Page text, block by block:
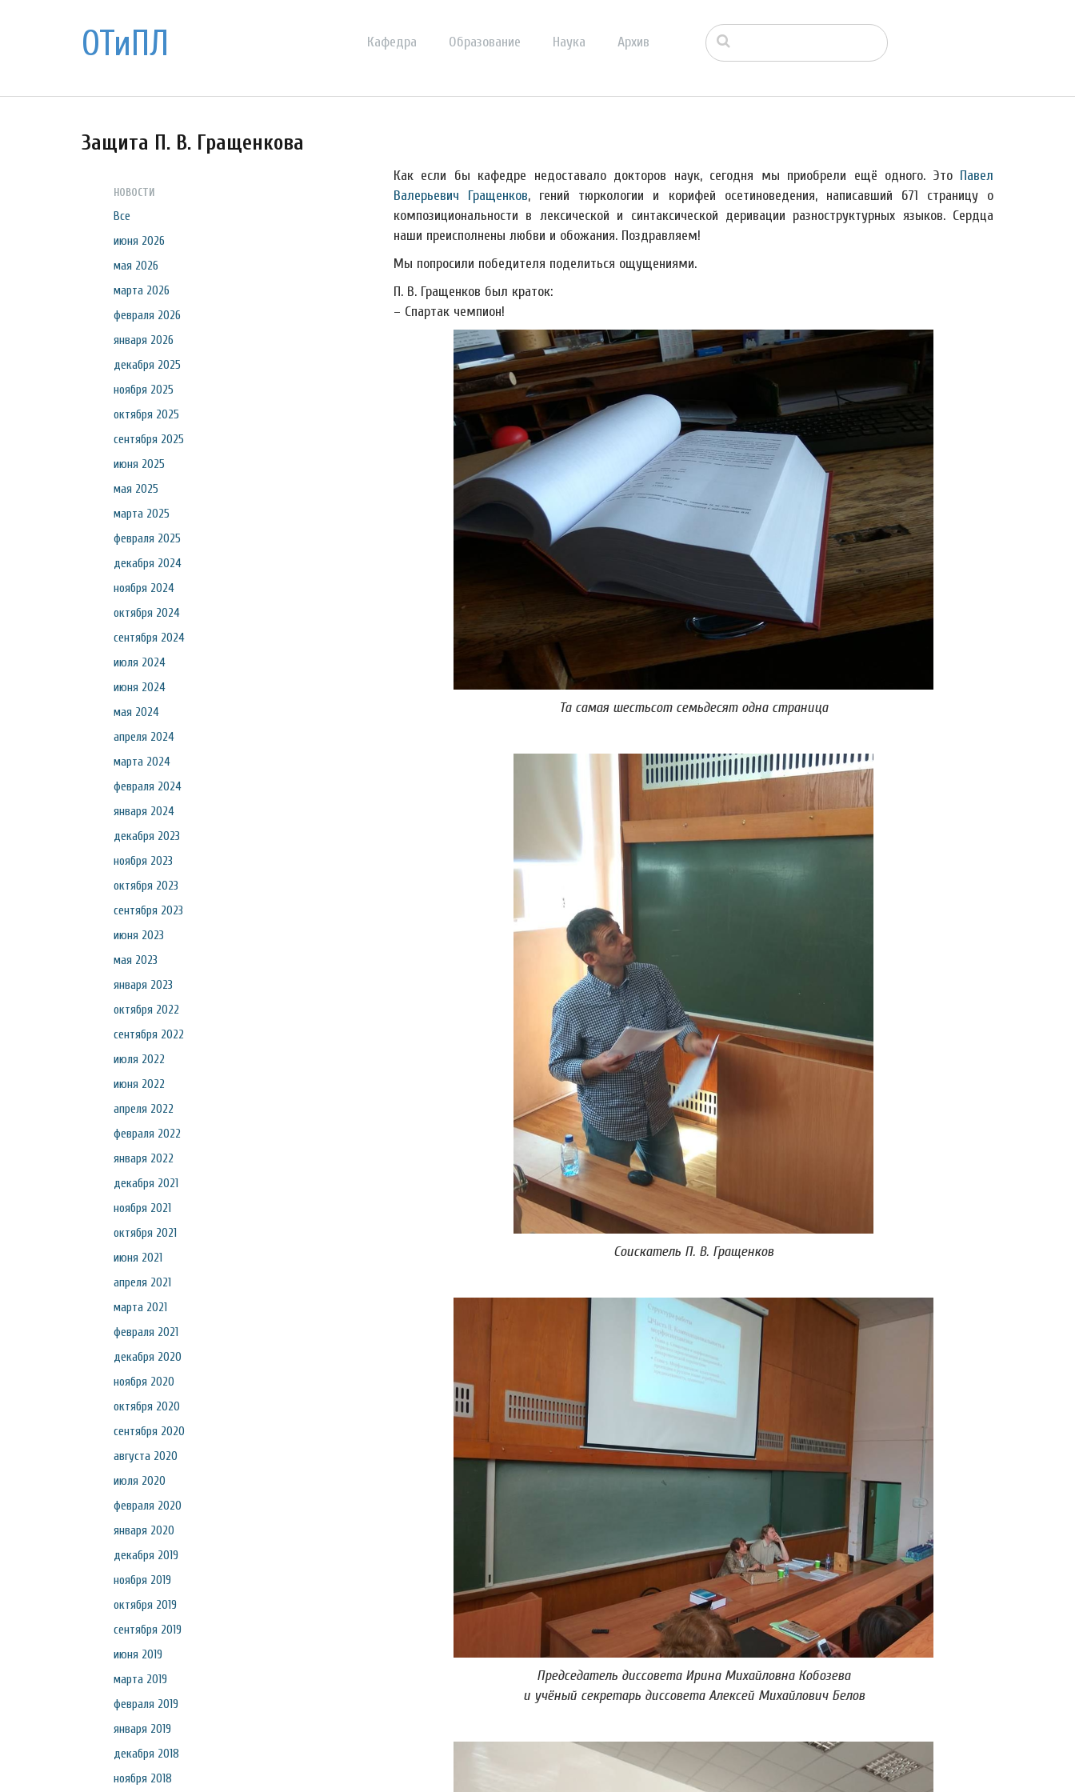
ОТиПЛ Кафедра Образование Наука Архив
Защита П. В. Гращенкова
НОВОСТИ
Все
июня 2026
мая 2026
марта 2026
февраля 2026
января 2026
декабря 2025
ноября 2025
октября 2025
сентября 2025
июня 2025
мая 2025
марта 2025
февраля 2025
декабря 2024
ноября 2024
октября 2024
сентября 2024
июля 2024
июня 2024
мая 2024
апреля 2024
марта 2024
февраля 2024
января 2024
декабря 2023
ноября 2023
октября 2023
сентября 2023
июня 2023
мая 2023
января 2023
октября 2022
сентября 2022
июля 2022
июня 2022
апреля 2022
февраля 2022
января 2022
декабря 2021
ноября 2021
октября 2021
июня 2021
апреля 2021
марта 2021
февраля 2021
декабря 2020
ноября 2020
октября 2020
сентября 2020
августа 2020
июля 2020
февраля 2020
января 2020
декабря 2019
ноября 2019
октября 2019
сентября 2019
июня 2019
марта 2019
февраля 2019
января 2019
декабря 2018
ноября 2018
Как если бы кафедре недоставало докторов наук, сегодня мы приобрели ещё одного. Это Павел
Валерьевич Гращенков, гений тюркологии и корифей осетиноведения, написавший 671 страницу о
композициональности в лексической и синтаксической деривации разноструктурных языков. Сердца
наши преисполнены любви и обожания. Поздравляем!
Мы попросили победителя поделиться ощущениями.
П. В. Гращенков был краток:
– Спартак чемпион!
Та самая шестьсот семьдесят одна страница
Соискатель П. В. Гращенков
Председатель диссовета Ирина Михайловна Кобозева
и учёный секретарь диссовета Алексей Михайлович Белов